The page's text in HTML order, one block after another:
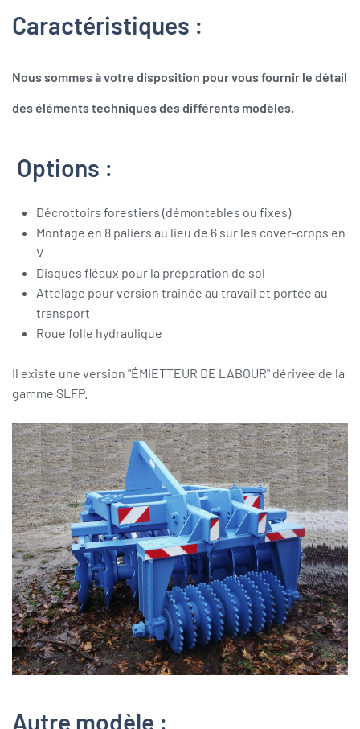
Caractéristiques :
Nous sommes à votre disposition pour vous fournir le détail
des éléments techniques des différents modèles.
Options :
Décrottoirs forestiers (démontables ou fixes)
Montage en 8 paliers au lieu de 6 sur les cover-crops en
V
Disques fléaux pour la préparation de sol
Attelage pour version trainée au travail et portée au
transport
Roue folle hydraulique
Il existe une version "ÉMIETTEUR DE LABOUR" dérivée de la
gamme SLFP.
Autre modèle :